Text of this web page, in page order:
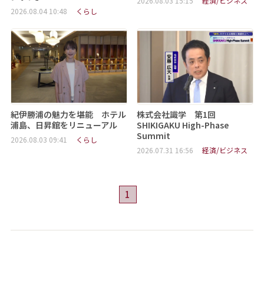
2026.08.04 10:48 くらし
紀伊勝浦の魅力を堪能 ホテル
浦島、日昇館をリニューアル
2026.08.03 09:41 くらし
株式会社識学 第1回
SHIKIGAKU High-Phase
Summit
2026.07.31 16:56 経済/ビジネス
1